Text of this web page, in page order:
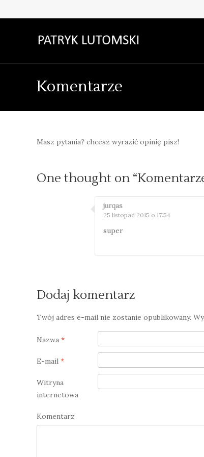
Komentarze
Masz pytania? chcesz wyrazić opinię pisz!
One thought on “
jurqas
25 listopad 2015 o 17:54
super
Dodaj komentarz
Twój adres e-mail nie zostanie opublikowany.
Nazwa *
E-mail *
Witryna
internetowa
Komentarz